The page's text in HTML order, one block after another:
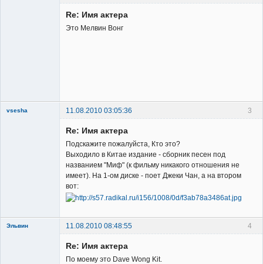
Re: Имя актера
Это Мелвин Вонг
3
vsesha 11.08.2010 03:05:36
Re: Имя актера
Подскажите пожалуйста, Кто это?
Выходило в Китае издание - сборник песен под
названием "Миф" (к фильму никакого отношения не
имеет). На 1-ом диске - поет Джеки Чан, а на втором
вот:
4
Эльвин 11.08.2010 08:48:55
Re: Имя актера
По моему это Dave Wong Kit.